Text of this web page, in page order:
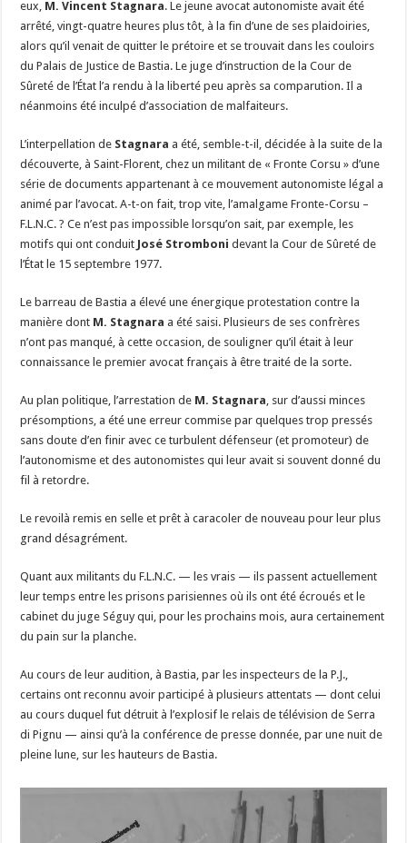
eux, M. Vincent Stagnara. Le jeune avocat autonomiste avait été
arrêté, vingt-quatre heures plus tôt, à la fin d’une de ses plaidoiries,
alors qu’il venait de quitter le prétoire et se trouvait dans les couloirs
du Palais de Justice de Bastia. Le juge d’instruction de la Cour de
Sûreté de l’État l’a rendu à la liberté peu après sa comparution. Il a
néanmoins été inculpé d’association de malfaiteurs.
L’interpellation de Stagnara a été, semble-t-il, décidée à la suite de la
découverte, à Saint-Florent, chez un militant de « Fronte Corsu » d’une
série de documents appartenant à ce mouvement autonomiste légal a
animé par l’avocat. A-t-on fait, trop vite, l’amalgame Fronte-Corsu –
F.L.N.C. ? Ce n’est pas impossible lorsqu’on sait, par exemple, les
motifs qui ont conduit José Stromboni devant la Cour de Sûreté de
l’État le 15 septembre 1977.
Le barreau de Bastia a élevé une énergique protestation contre la
manière dont M. Stagnara a été saisi. Plusieurs de ses confrères
n’ont pas manqué, à cette occasion, de souligner qu’il était à leur
connaissance le premier avocat français à être traité de la sorte.
Au plan politique, l’arrestation de M. Stagnara , sur d’aussi minces
présomptions, a été une erreur commise par quelques trop pressés
sans doute d’en finir avec ce turbulent défenseur (et promoteur) de
l’autonomisme et des autonomistes qui leur avait si souvent donné du
fil à retordre.
Le revoilà remis en selle et prêt à caracoler de nouveau pour leur plus
grand désagrément.
Quant aux militants du F.L.N.C. — les vrais — ils passent actuellement
leur temps entre les prisons parisiennes où ils ont été écroués et le
cabinet du juge Séguy qui, pour les prochains mois, aura certainement
du pain sur la planche.
Au cours de leur audition, à Bastia, par les inspecteurs de la P.J.,
certains ont reconnu avoir participé à plusieurs attentats — dont celui
au cours duquel fut détruit à l’explosif le relais de télévision de Serra
di Pignu — ainsi qu’à la conférence de presse donnée, par une nuit de
pleine lune, sur les hauteurs de Bastia.